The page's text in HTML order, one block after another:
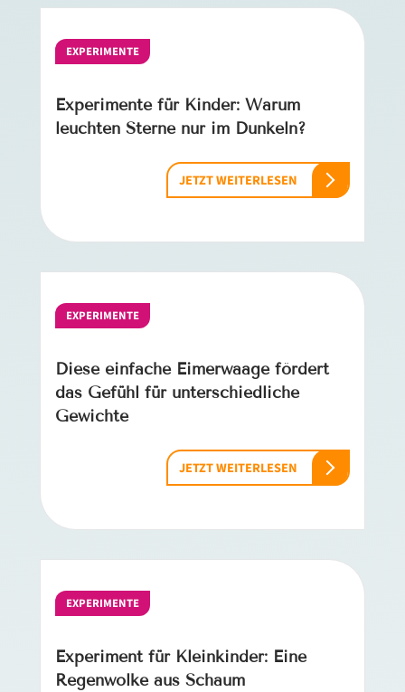
EXPERIMENTE
Experimente für Kinder: Warum
leuchten Sterne nur im Dunkeln?
JETZT WEITERLESEN
EXPERIMENTE
Diese einfache Eimerwaage fördert
das Gefühl für unterschiedliche
Gewichte
JETZT WEITERLESEN
EXPERIMENTE
Experiment für Kleinkinder: Eine
Regenwolke aus Schaum